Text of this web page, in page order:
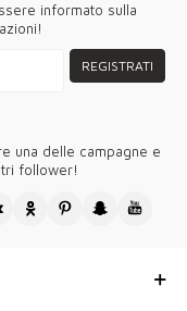
informato sulla
REGISTRATI
una delle campagne e
follower!